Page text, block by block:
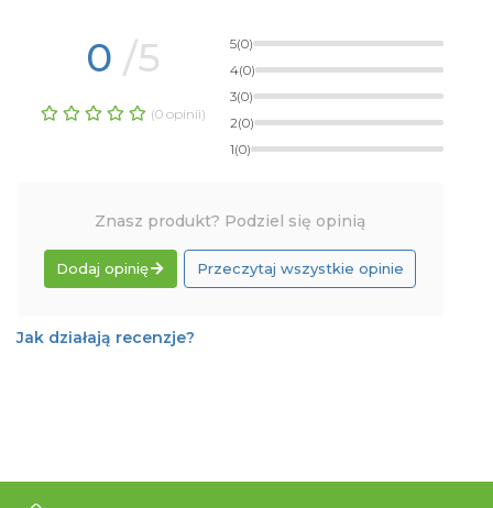
0 /5
(0 opinii)
5(0)
4(0)
3(0)
2(0)
1(0)
Znasz produkt? Podziel się opinią
Dodaj opinię Przeczytaj wszystkie opinie
Jak działają recenzje?